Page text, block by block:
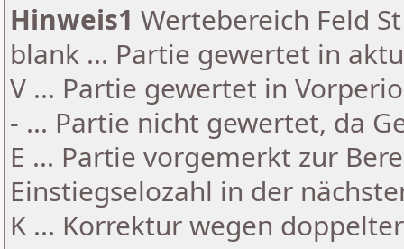
Hinweis1 Wertebereich Feld
blank ... Partie gewertet in
V ... Partie gewertet in
- ... Partie nicht gewertet, da
E ... Partie vorgemerkt zur
Einstiegselozahl in der
K ... Korrektur wegen